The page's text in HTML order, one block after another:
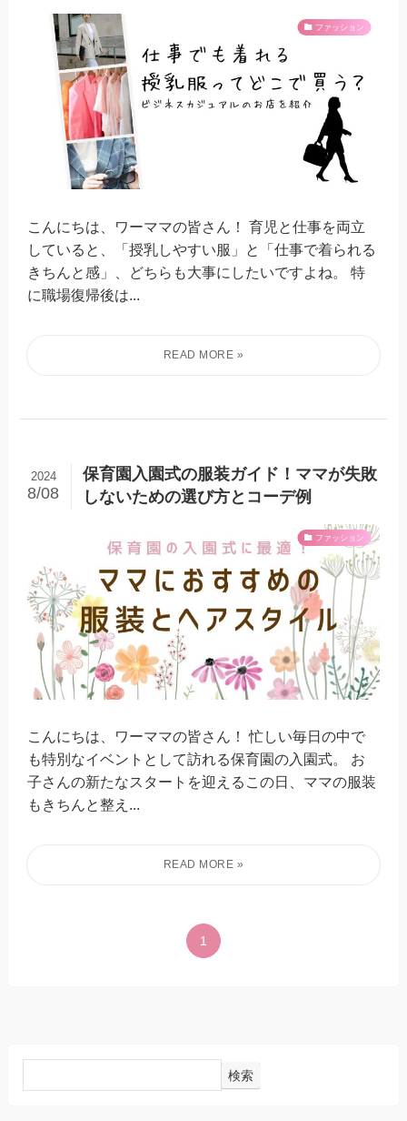
ファッション
こんにちは、ワーママの皆さん！ 育児と仕事を両立
していると、「授乳しやすい服」と「仕事で着られる
きちんと感」、どちらも大事にしたいですよね。 特
に職場復帰後は...
保育園入園式の服装ガイド！ママが失敗
しないための選び方とコーデ例
2024
8/08
ファッション
こんにちは、ワーママの皆さん！ 忙しい毎日の中で
も特別なイベントとして訪れる保育園の入園式。 お
子さんの新たなスタートを迎えるこの日、ママの服装
もきちんと整え...
1
検索